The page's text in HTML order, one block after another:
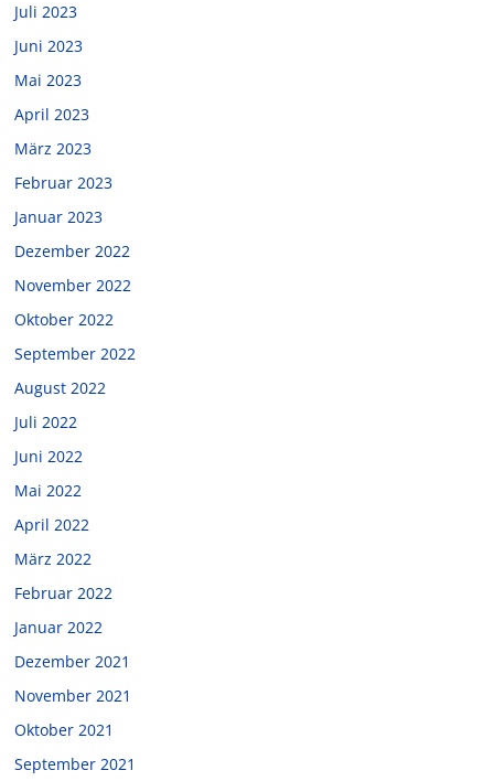
Juli 2023
Juni 2023
Mai 2023
April 2023
März 2023
Februar 2023
Januar 2023
Dezember 2022
November 2022
Oktober 2022
September 2022
August 2022
Juli 2022
Juni 2022
Mai 2022
April 2022
März 2022
Februar 2022
Januar 2022
Dezember 2021
November 2021
Oktober 2021
September 2021